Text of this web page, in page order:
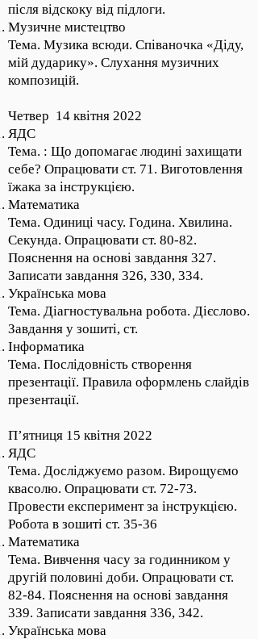
після відскоку від підлоги.
Музичне мистецтво
Тема. Музика всюди. Співаночка «Діду,
мій дударику». Слухання музичних
композицій.
Четвер 14 квітня 2022
ЯДС
Тема. : Що допомагає людині захищати
себе? Опрацювати ст. 71. Виготовлення
їжака за інструкцією.
Математика
Тема. Одиниці часу. Година. Хвилина.
Секунда. Опрацювати ст. 80-82.
Пояснення на основі завдання 327.
Записати завдання 326, 330, 334.
Українська мова
Тема. Діагностувальна робота. Дієслово.
Завдання у зошиті, ст.
Інформатика
Тема. Послідовність створення
презентації. Правила оформлень слайдів
презентації.
П’ятниця 15 квітня 2022
ЯДС
Тема. Досліджуємо разом. Вирощуємо
квасолю. Опрацювати ст. 72-73.
Провести експеримент за інструкцією.
Робота в зошиті ст. 35-36
Математика
Тема. Вивчення часу за годинником у
другій половині доби. Опрацювати ст.
82-84. Пояснення на основі завдання
339. Записати завдання 336, 342.
Українська мова